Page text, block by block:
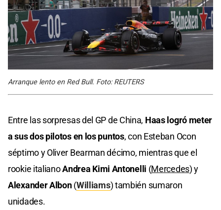
Arranque lento en Red Bull. Foto: REUTERS
Entre las sorpresas del GP de China, Haas logró meter
a sus dos pilotos en los puntos, con Esteban Ocon
séptimo y Oliver Bearman décimo, mientras que el
rookie italianoAndrea Kimi Antonelli (Mercedes) y
Alexander Albon(Williams) también sumaron
unidades.